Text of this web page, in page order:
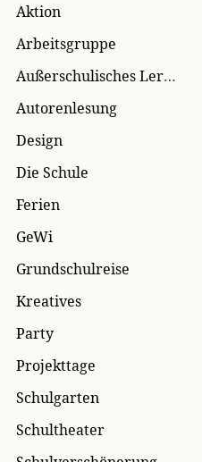
Aktion
Arbeitsgruppe
Außerschulisches Lernen
Autorenlesung
Design
Die Schule
Ferien
GeWi
Grundschulreise
Kreatives
Party
Projekttage
Schulgarten
Schultheater